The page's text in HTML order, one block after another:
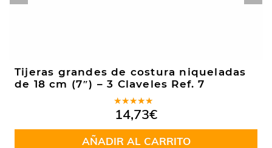
Tijeras grandes de costura niqueladas
de 18 cm (7″) – 3 Claveles Ref. 7
Valorado
en5.00de
5
14,73€
AÑADIR AL CARRITO